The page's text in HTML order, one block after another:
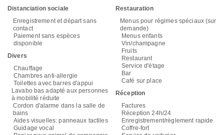
Distanciation sociale
Enregistrement et départ sans
contact
Paiement sans espèces
disponible
Divers
Chauffage
Chambres anti-allergie
Toilettes avec barres d'appui
Lavabo bas adapté aux personnes
à mobilité réduite
Cordon d'alarme dans la salle de
bains
Aides visuelles: panneaux tactiles
Guidage vocal
Restauration
Menus pour régimes spéciaux (sur
demande)
Menus enfants
Vin/champagne
Fruits
Restaurant
Service d'étage
Bar
Café sur place
Réception
Factures
Réception 24h/24
Enregistrement/règlement rapide
Coffre-fort